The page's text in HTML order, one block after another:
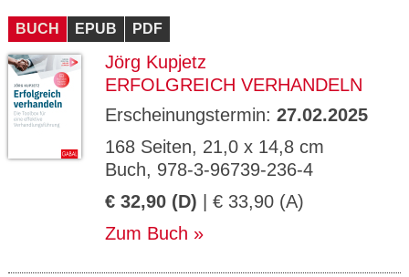
BUCH EPUB PDF
Jörg Kupjetz
ERFOLGREICH VERHANDELN
Erscheinungstermin: 27.02.2025
168 Seiten, 21,0 x 14,8 cm
Buch, 978-3-96739-236-4
€ 32,90 (D) | € 33,90 (A)
Zum Buch
ESSION
_ID
verlag.
de
Session verwendet
GV_CO
OKIES
gabal-
Speichert den Zustimmungsstatus des
Benutzers für Cookies auf der aktuellen
Domäne.
ge